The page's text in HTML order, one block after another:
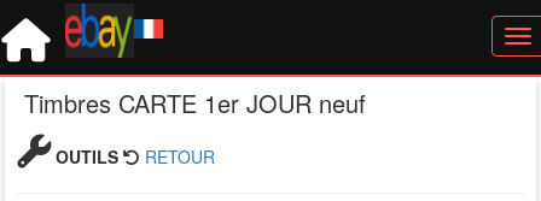
Timbres CARTE 1er JOUR neuf
OUTILS RETOUR